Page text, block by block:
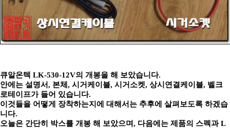
큐알온텍 LK-530-12V의 개봉을 해 보았습니다.
안에는 설명서, 본체, 시거케이블, 시거소켓, 상시연결케이블, 벨크
로테이프가 들어 있습니다.
이것들을 어떻게 장착하는지에 대해서는 추후에 살펴보도록 하겠습
니다.
오늘은 간단히 박스를 개봉 해 보았으며, 다음에는 제품의 스펙과 L